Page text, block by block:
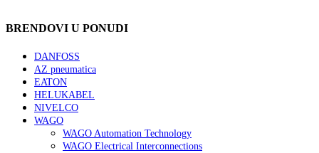
BRENDOVI U PONUDI
DANFOSS
AZ pneumatica
EATON
HELUKABEL
NIVELCO
WAGO
WAGO Automation Technology
WAGO Electrical Interconnections